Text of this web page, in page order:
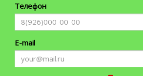
Телефон
E-mail